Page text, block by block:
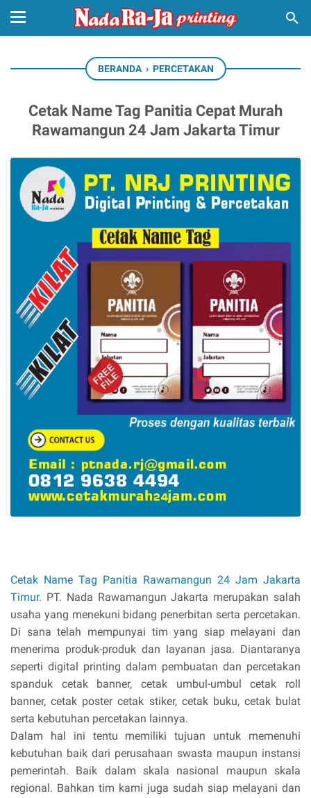
BERANDA › PERCETAKAN
Cetak Name Tag Panitia Cepat Murah
Rawamangun 24 Jam Jakarta Timur
Cetak Name Tag Panitia Rawamangun 24 Jam Jakarta
Timur. PT. Nada Rawamangun Jakarta merupakan salah
usaha yang menekuni bidang penerbitan serta percetakan.
Di sana telah mempunyai tim yang siap melayani dan
menerima produk-produk dan layanan jasa. Diantaranya
seperti digital printing dalam pembuatan dan percetakan
spanduk cetak banner, cetak umbul-umbul cetak roll
banner, cetak poster cetak stiker, cetak buku, cetak bulat
serta kebutuhan percetakan lainnya.
Dalam hal ini tentu memiliki tujuan untuk memenuhi
kebutuhan baik dari perusahaan swasta maupun instansi
pemerintah. Baik dalam skala nasional maupun skala
regional. Bahkan tim kami juga sudah siap melayani dan